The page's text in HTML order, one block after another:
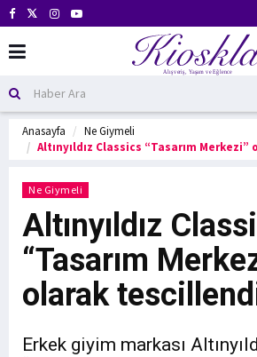
Anasayfa
Ne Giymeli
Altınyıldız Classics “Tasarım
Ne Giymeli
Altınyıldız
“Tasarım
olarak
Erkek giyim markası